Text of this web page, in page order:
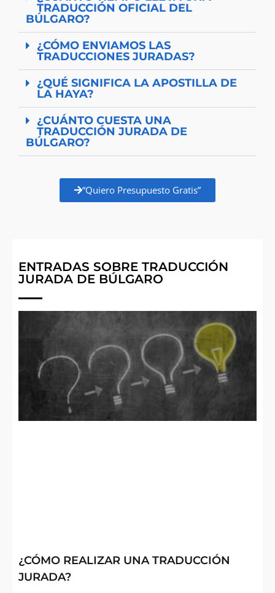
TRADUCCIÓN OFICIAL DEL
BÚLGARO?
¿CÓMO ENVIAMOS LAS
TRADUCCIONES JURADAS?
¿QUÉ SIGNIFICA LA APOSTILLA DE
LA HAYA?
¿CUÁNTO CUESTA UNA
TRADUCCIÓN JURADA DE
BÚLGARO?
“Quiero Presupuesto Gratis”
ENTRADAS SOBRE TRADUCCIÓN
JURADA DE BÚLGARO
¿CÓMO REALIZAR UNA TRADUCCIÓN
JURADA?